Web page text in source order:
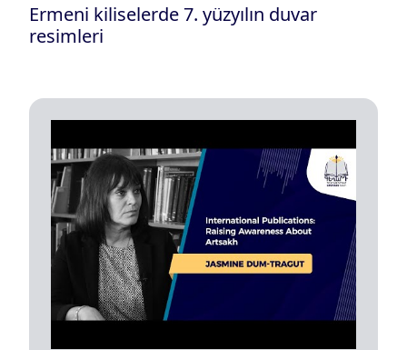
Ermeni kiliselerde 7. yüzyılın duvar
resimleri